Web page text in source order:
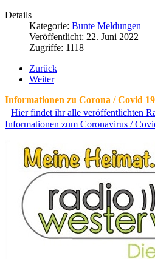
Details
Kategorie: Bunte Meldungen
Veröffentlicht: 22. Juni 2022
Zugriffe: 1118
Zurück
Weiter
Informationen zu Corona / Covid
Hier findet ihr alle veröffentlichten
Informationen zum Coronavirus /